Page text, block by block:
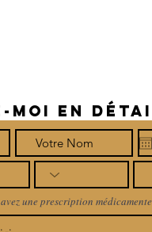
MOI EN
une prescription